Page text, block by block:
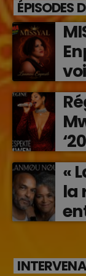
ÉPISODES
«
la